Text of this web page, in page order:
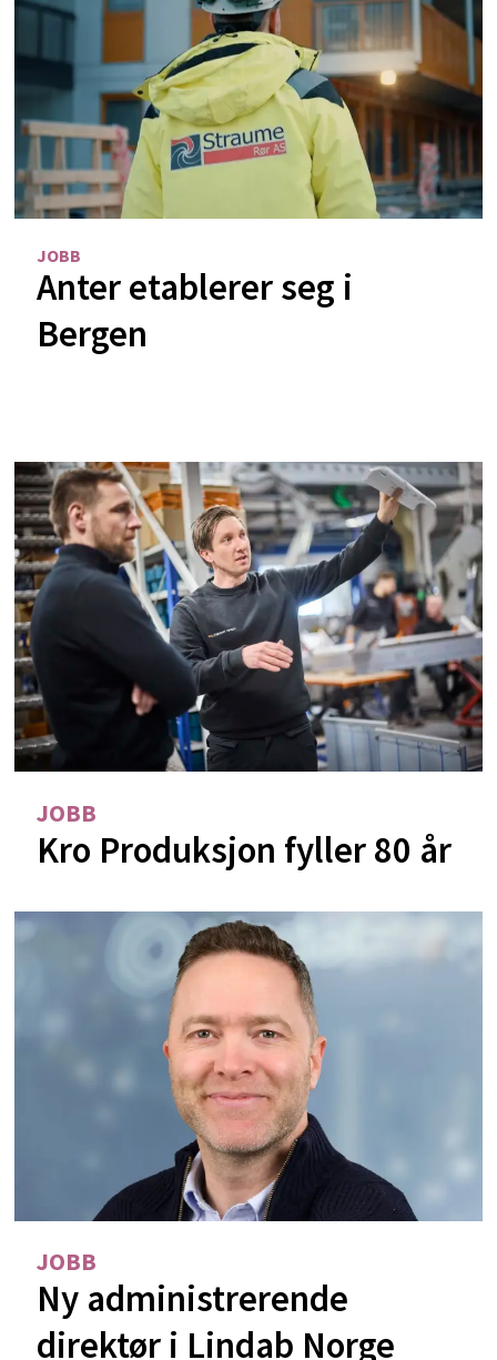
JOBB
Anter etablerer seg i
Bergen
JOBB
Kro Produksjon fyller 80 år
JOBB
Ny administrerende
direktør i Lindab Norge